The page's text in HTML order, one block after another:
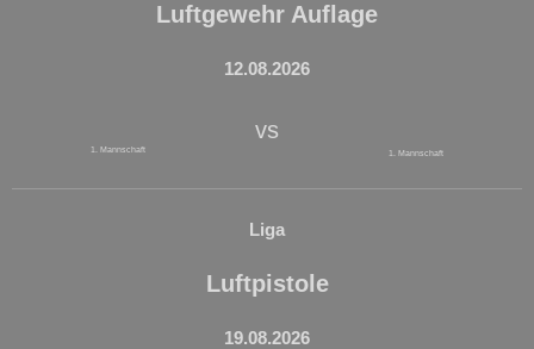
Luftgewehr Auflage
12.08.2026
1. Mannschaft
vs
1. Mannschaft
Liga
Luftpistole
19.08.2026